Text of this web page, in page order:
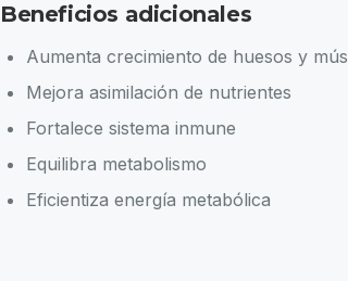
Beneficios adicionales
Aumenta crecimiento de huesos y
Mejora asimilación de nutrientes
Fortalece sistema inmune
Equilibra metabolismo
Eficientiza energía metabólica